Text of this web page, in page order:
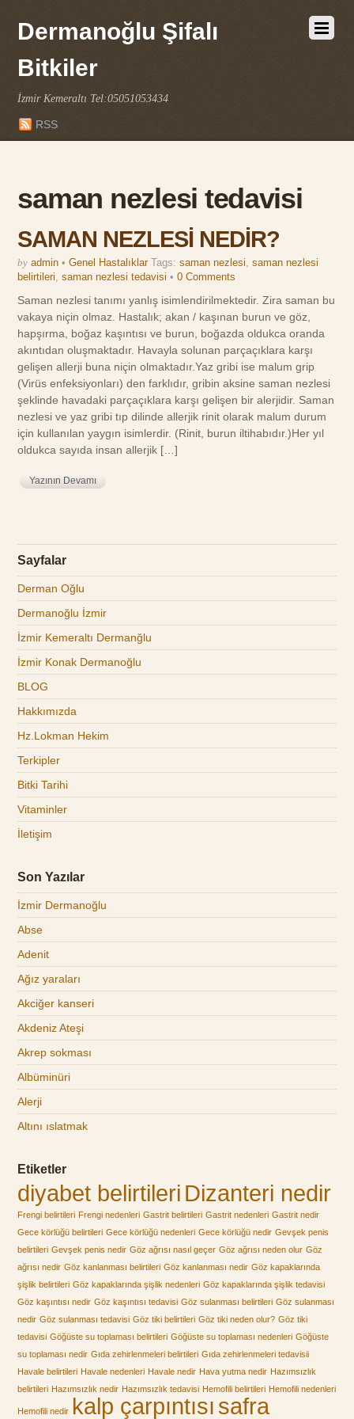
Dermanoğlu Şifalı
Bitkiler
İzmir Kemeraltı Tel:05051053434
RSS
saman nezlesi tedavisi
SAMAN NEZLESİ NEDİR?
by admin • Genel Hastalıklar Tags:saman nezlesi,saman nezlesi
belirtileri,saman nezlesi tedavisi •0 Comments
Saman nezlesi tanımı yanlış isimlendirilmektedir. Zira saman bu
vakaya niçin olmaz. Hastalık; akan / kaşınan burun ve göz,
hapşırma, boğaz kaşıntısı ve burun, boğazda oldukca oranda
akıntıdan oluşmaktadır. Havayla solunan parçaçıklara karşı
gelişen allerji buna niçin olmaktadır.Yaz gribi ise malum grip
(Virüs enfeksiyonları) den farklıdır, gribin aksine saman nezlesi
şeklinde havadaki parçaçıklara karşı gelişen bir alerjidir. Saman
nezlesi ve yaz gribi tıp dilinde allerjik rinit olarak malum durum
için kullanılan yaygın isimlerdir. (Rinit, burun iltihabıdır.)Her yıl
oldukca sayıda insan allerjik […]
Yazının Devamı
Sayfalar
Derman Oğlu
Dermanoğlu İzmir
İzmir Kemeraltı Dermanğlu
İzmir Konak Dermanoğlu
BLOG
Hakkımızda
Hz.Lokman Hekim
Terkipler
Bitki Tarihi
Vitaminler
İletişim
Son Yazılar
İzmir Dermanoğlu
Abse
Adenit
Ağız yaraları
Akciğer kanseri
Akdeniz Ateşi
Akrep sokması
Albüminüri
Alerji
Altını ıslatmak
Etiketler
diyabet belirtileri Dizanteri nedir
Frengi belirtileri Frengi nedenleri Gastrit belirtileri Gastrit nedenleri Gastrit nedir
Gece körlüğü belirtileri Gece körlüğü nedenleri Gece körlüğü nedir Gevşek penis
belirtileri Gevşek penis nedir Göz ağrısı nasıl geçer Göz ağrısı neden olur Göz
ağrısı nedir Göz kanlanması belirtileri Göz kanlanması nedir Göz kapaklarında
şişlik belirtileri Göz kapaklarında şişlik nedenleri Göz kapaklarında şişlik tedavisi
Göz kaşıntısı nedir Göz kaşıntısı tedavisi Göz sulanması belirtileri Göz sulanması
nedir Göz sulanması tedavisi Göz tiki belirtileri Göz tiki neden olur? Göz tiki
tedavisi Göğüste su toplaması belirtileri Göğüste su toplaması nedenleri Göğüste
su toplaması nedir Gıda zehirlenmeleri belirtileri Gıda zehirlenmeleri tedavisii
Havale belirtileri Havale nedenleri Havale nedir Hava yutma nedir Hazımsızlık
belirtileri Hazımsızlık nedir Hazımsızlık tedavisi Hemofili belirtileri Hemofili nedenleri
Hemofili nedir kalp çarpıntısı safra